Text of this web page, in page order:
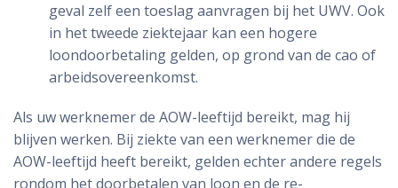
geval zelf een toeslag aanvragen bij het UWV. Ook
in het tweede ziektejaar kan een hogere
loondoorbetaling gelden, op grond van de cao of
arbeidsovereenkomst.
Als uw werknemer de AOW-leeftijd bereikt, mag hij
blijven werken. Bij ziekte van een werknemer die de
AOW-leeftijd heeft bereikt, gelden echter andere regels
rondom het doorbetalen van loon en de re-